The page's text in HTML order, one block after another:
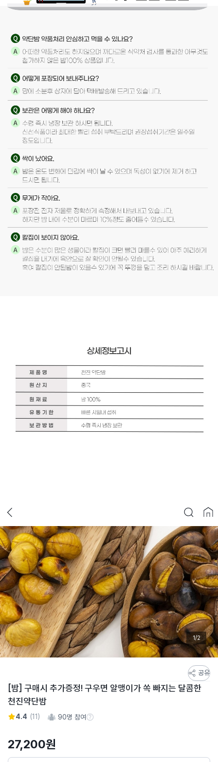
1/2
토
어
스
토
상
공유
[밤] 구매시 추가증정! 구우면 알맹이가 쏙 빠지는 달콤한
천진약단밤
4.4 (11) 90명 참여참여 수 정보
27,200원